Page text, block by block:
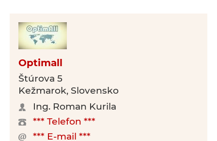
Optimall
Štúrova 5
Kežmarok, Slovensko
Ing. Roman Kurila
*** Telefon ***
*** E-mail ***